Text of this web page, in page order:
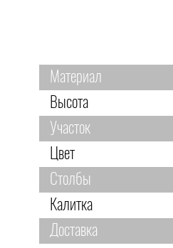
Материал
Высота
Участок
Цвет
Столбы
Калитка
Доставка